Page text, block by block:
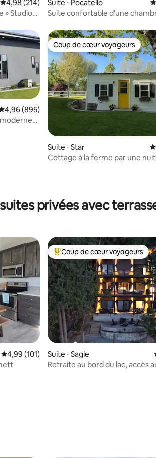
: 4,92 sur 5
Évaluation moyenne sur la base de 214
4,98 (214)
» Studio
Suite ⋅ Pocatello
Suite confortable d'une
foyer extérieur
: 4,93 sur 5
appréciés
moyenne sur la base de 895
4,96 (895)
moderne
Coup de cœur voyageurs
Coup de cœur voyageurs
Suite ⋅ Star
Cottage à la ferme par une
privées avec
: 4,89 sur 5
appréciés
Évaluation moyenne sur la base de 101
4,99 (101)
Coups de cœur voyageurs les
Coup de cœur voyageurs
Suite ⋅ Sagle
Retraite au bord du lac, accès